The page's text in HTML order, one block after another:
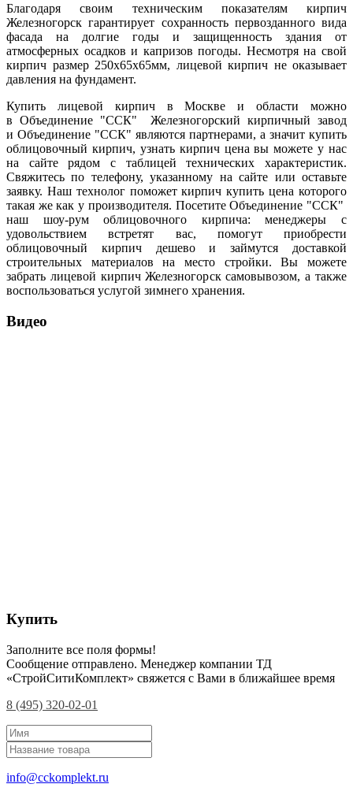
Благодаря своим техническим показателям кирпич
Железногорск гарантирует сохранность первозданного вида
фасада на долгие годы и защищенность здания от
атмосферных осадков и капризов погоды. Несмотря на свой
кирпич размер 250х65х65мм, лицевой кирпич не оказывает
давления на фундамент.
Купить лицевой кирпич в Москве и области можно
в Объединение "ССК" Железногорский кирпичный завод
и Объединение "ССК" являются партнерами, а значит купить
облицовочный кирпич, узнать кирпич цена вы можете у нас
на сайте рядом с таблицей технических характеристик.
Свяжитесь по телефону, указанному на сайте или оставьте
заявку. Наш технолог поможет кирпич купить цена которого
такая же как у производителя. Посетите Объединение "ССК"
наш шоу-рум облицовочного кирпича: менеджеры с
удовольствием встретят вас, помогут приобрести
облицовочный кирпич дешево и займутся доставкой
строительных материалов на место стройки. Вы можете
забрать лицевой кирпич Железногорск самовывозом, а также
воспользоваться услугой зимнего хранения.
Видео
Купить
Заполните все поля формы!
Сообщение отправлено. Менеджер компании ТД
«СтройСитиКомплект» свяжется с Вами в ближайшее время
8 (495) 320-02-01
info@cckomplekt.ru